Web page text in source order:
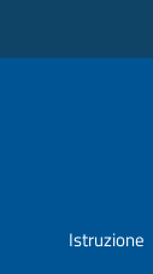
Istruzione